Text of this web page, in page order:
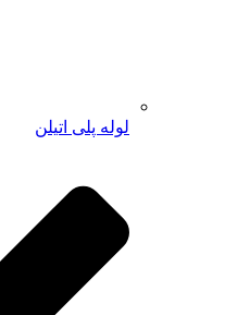
لوله پلی اتیلن